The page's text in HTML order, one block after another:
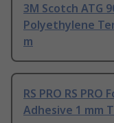
3M Scotch ATG
Polyethylene
m
RS PRO RS
Adhesive 1 mm